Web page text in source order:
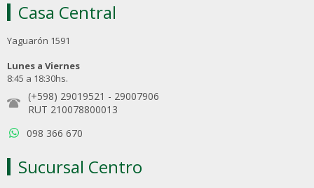
Casa Central
Yaguarón 1591
Lunes a Viernes
8:45 a 18:30hs.
(+598) 29019521 - 29007906
RUT 210078800013
098 366 670
Sucursal Centro